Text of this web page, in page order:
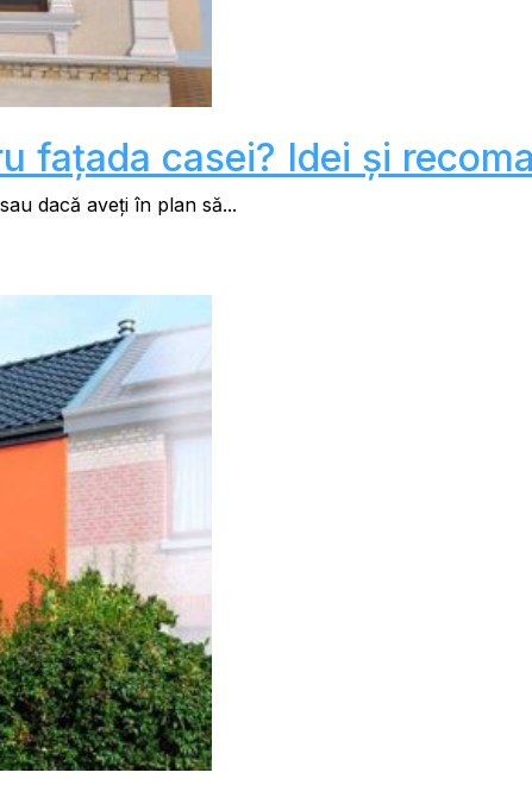
fațada casei? Idei și
dacă aveți în plan să...